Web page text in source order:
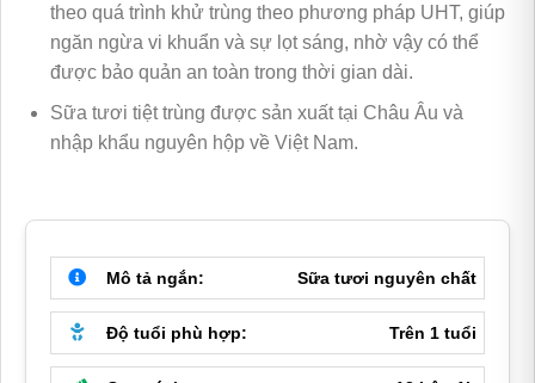
theo quá trình khử trùng theo phương pháp UHT, giúp
ngăn ngừa vi khuẩn và sự lọt sáng, nhờ vậy có thể
được bảo quản an toàn trong thời gian dài.
Sữa tươi tiệt trùng được sản xuất tại Châu Âu và
nhập khẩu nguyên hộp về Việt Nam.
Mô tả ngắn: Sữa tươi nguyên chất
Độ tuổi phù hợp: Trên 1 tuổi